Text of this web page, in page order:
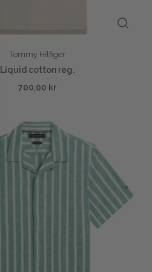
Tommy Hilfiger
Liquid cotton reg.
700,00 kr